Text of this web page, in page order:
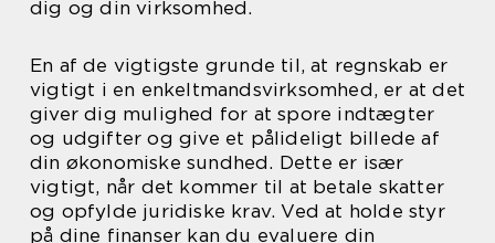
dig og din virksomhed.
En af de vigtigste grunde til, at regnskab er
vigtigt i en enkeltmandsvirksomhed, er at det
giver dig mulighed for at spore indtægter
og udgifter og give et pålideligt billede af
din økonomiske sundhed. Dette er især
vigtigt, når det kommer til at betale skatter
og opfylde juridiske krav. Ved at holde styr
på dine finanser kan du evaluere din